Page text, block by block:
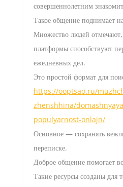
совершеннолетним
Такое общение поднимает
Множество людей
платформы способствуют
ежедневных дел.
Это простой формат для
https://ooptsao.ru/
zhenshhina/
populyarnost-onlajn/
Основное — сохранять
переписке.
Доброе общение помогает
Такие ресурсы созданы для